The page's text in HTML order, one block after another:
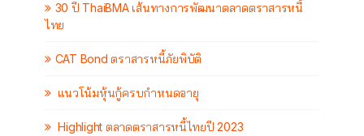
30 ปี ThaiBMA เส้นทางการพัฒนาตลาดตราสารหนี้
ไทย
CAT Bond ตราสารหนี้ภัยพิบัติ
แนวโน้มหุ้นกู้ครบกำหนดอายุ
Highlight ตลาดตราสารหนี้ไทยปี 2023